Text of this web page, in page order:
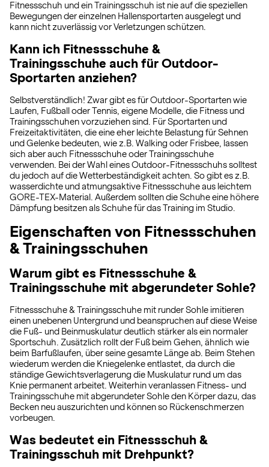
Fitnessschuh und ein Trainingsschuh ist nie auf die speziellen
Bewegungen der einzelnen Hallensportarten ausgelegt und
kann nicht zuverlässig vor Verletzungen schützen.
Kann ich Fitnessschuhe &
Trainingsschuhe auch für Outdoor-
Sportarten anziehen?
Selbstverständlich! Zwar gibt es für Outdoor-Sportarten wie
Laufen, Fußball oder Tennis, eigene Modelle, die Fitness und
Trainingsschuhen vorzuziehen sind. Für Sportarten und
Freizeitaktivitäten, die eine eher leichte Belastung für Sehnen
und Gelenke bedeuten, wie z.B. Walking oder Frisbee, lassen
sich aber auch Fitnessschuhe oder Trainingsschuhe
verwenden. Bei der Wahl eines Outdoor-Fitnessschuhs solltest
du jedoch auf die Wetterbeständigkeit achten. So gibt es z.B.
wasserdichte und atmungsaktive Fitnessschuhe aus leichtem
GORE-TEX-Material. Außerdem sollten die Schuhe eine höhere
Dämpfung besitzen als Schuhe für das Training im Studio.
Eigenschaften von Fitnessschuhen
& Trainingsschuhen
Warum gibt es Fitnessschuhe &
Trainingsschuhe mit abgerundeter Sohle?
Fitnessschuhe & Trainingsschuhe mit runder Sohle imitieren
einen unebenen Untergrund und beanspruchen auf diese Weise
die Fuß- und Beinmuskulatur deutlich stärker als ein normaler
Sportschuh. Zusätzlich rollt der Fuß beim Gehen, ähnlich wie
beim Barfußlaufen, über seine gesamte Länge ab. Beim Stehen
wiederum werden die Kniegelenke entlastet, da durch die
ständige Gewichtsverlagerung die Muskulatur rund um das
Knie permanent arbeitet. Weiterhin veranlassen Fitness- und
Trainingsschuhe mit abgerundeter Sohle den Körper dazu, das
Becken neu auszurichten und können so Rückenschmerzen
vorbeugen.
Was bedeutet ein Fitnessschuh &
Trainingsschuh mit Drehpunkt?